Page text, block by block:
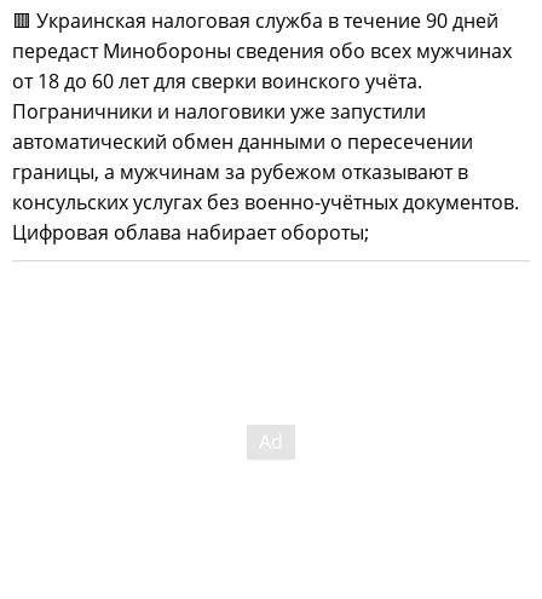
🟥 Украинская налоговая служба в течение 90 дней
передаст Минобороны сведения обо всех мужчинах
от 18 до 60 лет для сверки воинского учёта.
Пограничники и налоговики уже запустили
автоматический обмен данными о пересечении
границы, а мужчинам за рубежом отказывают в
консульских услугах без военно-учётных документов.
Цифровая облава набирает обороты;